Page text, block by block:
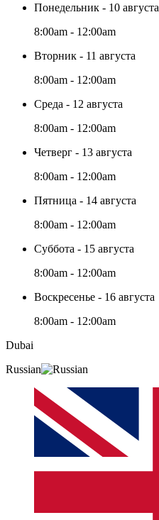
Понедельник - 10 августа
8:00am - 12:00am
Вторник - 11 августа
8:00am - 12:00am
Среда - 12 августа
8:00am - 12:00am
Четверг - 13 августа
8:00am - 12:00am
Пятница - 14 августа
8:00am - 12:00am
Суббота - 15 августа
8:00am - 12:00am
Воскресенье - 16 августа
8:00am - 12:00am
Dubai
Russian